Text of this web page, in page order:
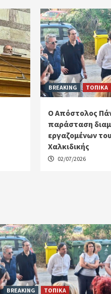
BREAKING ΤΟΠΙΚΑ
Ο Απόστολος
παράσταση
εργαζομένων
Χαλκιδικής
02/07/2026
BREAKING ΤΟΠΙΚΑ